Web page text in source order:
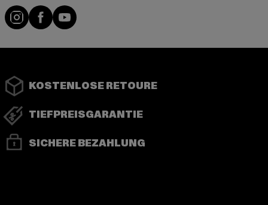
Instagram
FacebookYouTube
KOSTENLOSE RETOURE
TIEFPREISGARANTIE
SICHERE BEZAHLUNG